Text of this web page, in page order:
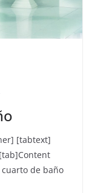
[tabtext]
de baño